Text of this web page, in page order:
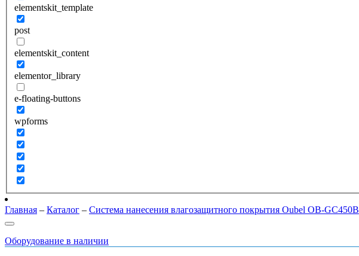
elementskit_template
post
elementskit_content
elementor_library
e-floating-buttons
wpforms
Главная – Каталог – Система нанесения влагозащитного покрытия Oubel OB-GC450B
Оборудование в наличии